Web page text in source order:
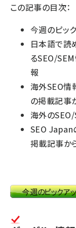
この記事の目次：
今週のピッ
日本語で読
るSEO/
報
海外SEO情
の掲載記事
海外の
SEO Japan
掲載記事か